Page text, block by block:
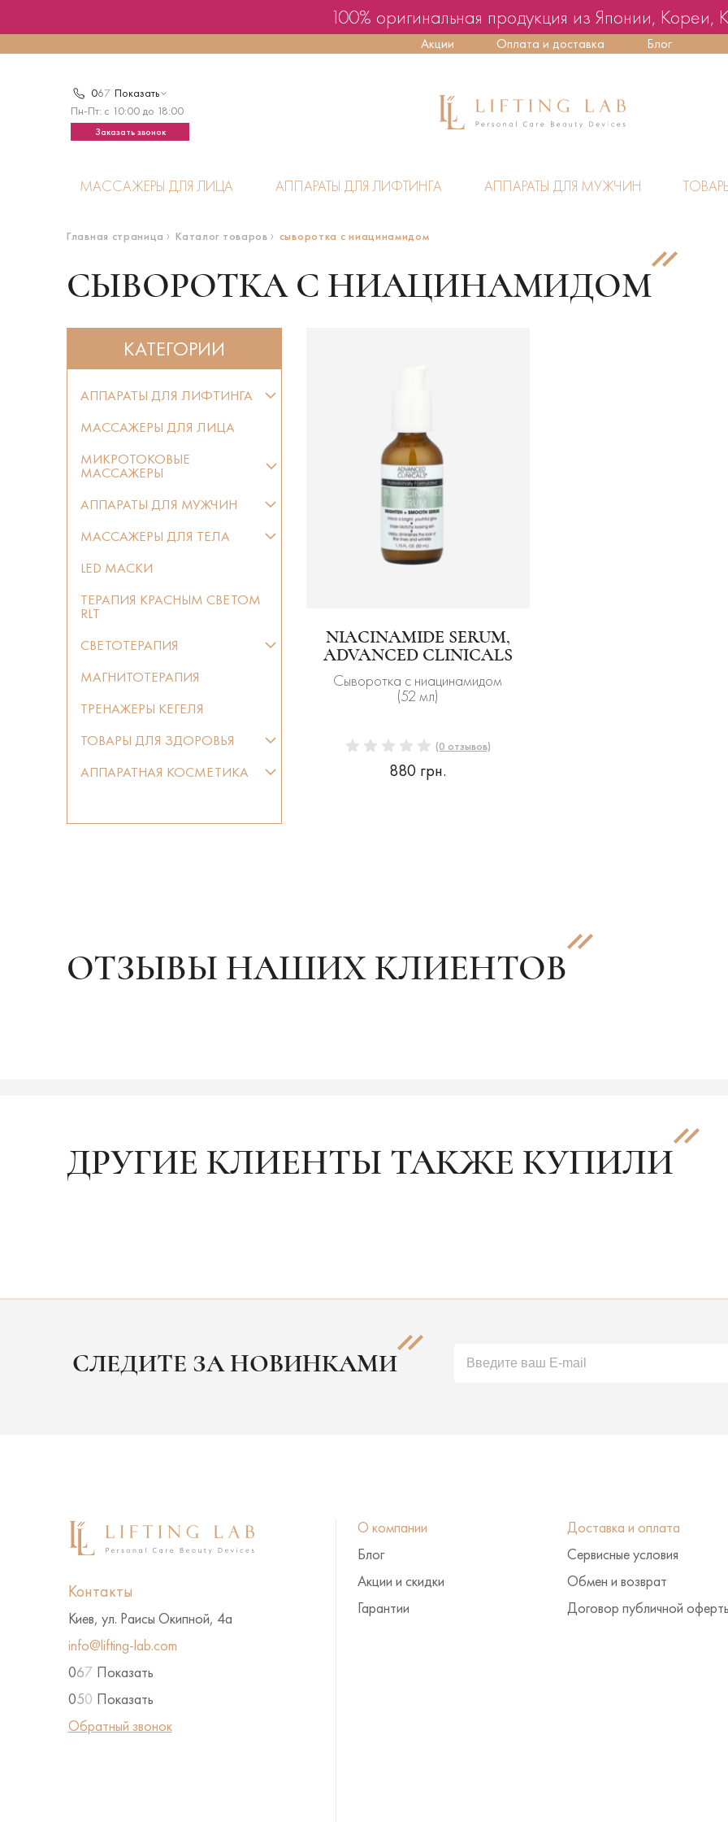
100% оригинальная продукция из Японии, Кореи,
Акции Оплата и доставка Блог
067 Показать
Пн-Пт: с 10:00 до 18:00
Заказать звонок
МАССАЖЕРЫ ДЛЯ ЛИЦА АППАРАТЫ ДЛЯ ЛИФТИНГА АППАРАТЫ ДЛЯ МУЖЧИН
Главная страница Каталог товаров сыворотка с ниацинамидом
СЫВОРОТКА С НИАЦИНАМИДОМ
КАТЕГОРИИ
АППАРАТЫ ДЛЯ ЛИФТИНГА
МАССАЖЕРЫ ДЛЯ ЛИЦА
МИКРОТОКОВЫЕ
МАССАЖЕРЫ
АППАРАТЫ ДЛЯ МУЖЧИН
МАССАЖЕРЫ ДЛЯ ТЕЛА
LED МАСКИ
ТЕРАПИЯ КРАСНЫМ СВЕТОМ
RLT
СВЕТОТЕРАПИЯ
МАГНИТОТЕРАПИЯ
ТРЕНАЖЕРЫ КЕГЕЛЯ
ТОВАРЫ ДЛЯ ЗДОРОВЬЯ
АППАРАТНАЯ КОСМЕТИКА
NIACINAMIDE SERUM,
ADVANCED CLINICALS
Сыворотка с ниацинамидом
(52 мл)
(0 отзывов)
880 грн.
ОТЗЫВЫ НАШИХ КЛИЕНТОВ
ДРУГИЕ КЛИЕНТЫ ТАКЖЕ КУПИЛИ
СЛЕДИТЕ ЗА НОВИНКАМИ
Контакты
Киев, ул. Раисы Окипной, 4а
info@lifting-lab.com
067 Показать
050 Показать
Обратный звонок
О компании
Блог
Акции и скидки
Гарантии
Доставка и оплата
Сервисные условия
Обмен и возврат
Договор публичной